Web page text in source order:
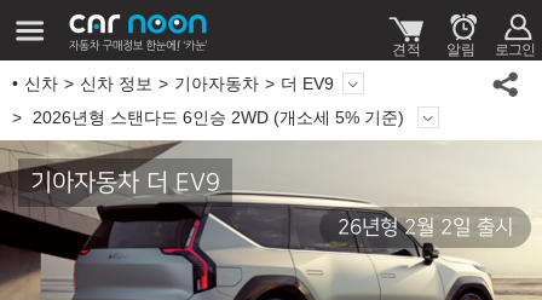
신차 신차 정보 기아자동차
더 EV9
2026년형 스탠다드 6인승 2WD (개소세 5% 기준)
기아자동차 더 EV9
26년형 2월 2일 출시